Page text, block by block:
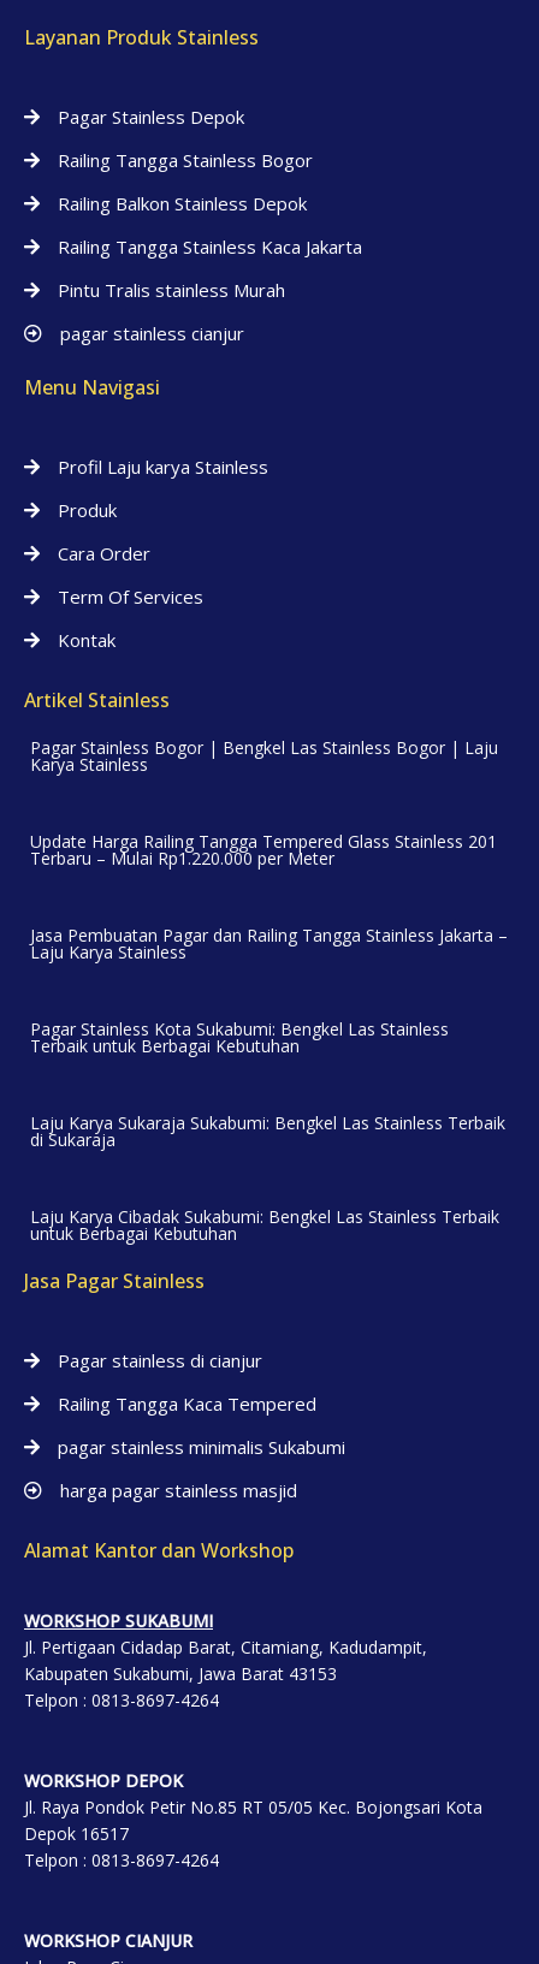
Layanan Produk Stainless
Pagar Stainless Depok
Railing Tangga Stainless Bogor
Railing Balkon Stainless Depok
Railing Tangga Stainless Kaca Jakarta
Pintu Tralis stainless Murah
pagar stainless cianjur
Menu Navigasi
Profil Laju karya Stainless
Produk
Cara Order
Term Of Services
Kontak
Artikel Stainless
Pagar Stainless Bogor | Bengkel Las Stainless Bogor | Laju
Karya Stainless
Update Harga Railing Tangga Tempered Glass Stainless 201
Terbaru – Mulai Rp1.220.000 per Meter
Jasa Pembuatan Pagar dan Railing Tangga Stainless Jakarta –
Laju Karya Stainless
Pagar Stainless Kota Sukabumi: Bengkel Las Stainless
Terbaik untuk Berbagai Kebutuhan
Laju Karya Sukaraja Sukabumi: Bengkel Las Stainless Terbaik
di Sukaraja
Laju Karya Cibadak Sukabumi: Bengkel Las Stainless Terbaik
untuk Berbagai Kebutuhan
Jasa Pagar Stainless
Pagar stainless di cianjur
Railing Tangga Kaca Tempered
pagar stainless minimalis Sukabumi
harga pagar stainless masjid
Alamat Kantor dan Workshop
WORKSHOP SUKABUMI
Jl. Pertigaan Cidadap Barat, Citamiang, Kadudampit,
Kabupaten Sukabumi, Jawa Barat 43153
Telpon : 0813-8697-4264
WORKSHOP DEPOK
Jl. Raya Pondok Petir No.85 RT 05/05 Kec. Bojongsari Kota
Depok 16517
Telpon : 0813-8697-4264
WORKSHOP CIANJUR